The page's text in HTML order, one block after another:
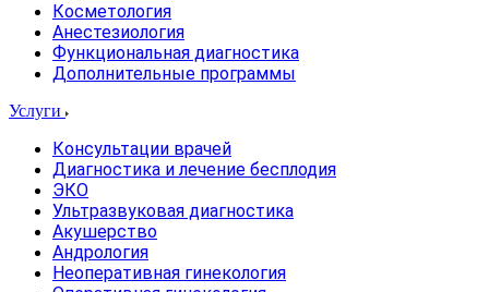
Косметология
Анестезиология
Функциональная диагностика
Дополнительные программы
Услуги
Консультации врачей
Диагностика и лечение бесплодия
ЭКО
Ультразвуковая диагностика
Акушерство
Андрология
Неоперативная гинекология